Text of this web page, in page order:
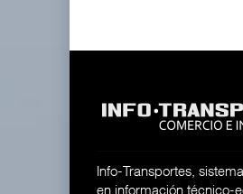
Info-Transportes,
en información técnico-
Lala
Toyota